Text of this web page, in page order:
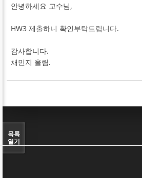
안녕하세요 교수님,
HW3 제출하니 확인부탁드립니다.
감사합니다.
채민지 올림.
목록
열기
Sketchbook5, 스케치
Sketchbook5, 스케치